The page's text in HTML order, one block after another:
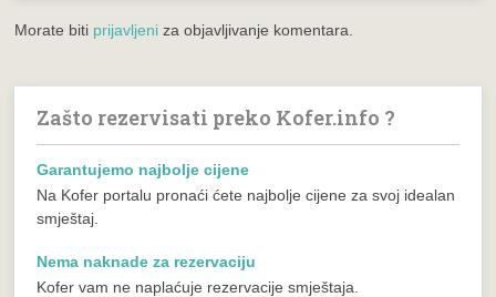
Morate biti prijavljeni za objavljivanje komentara.
Zašto rezervisati preko Kofer.info ?
Garantujemo najbolje cijene
Na Kofer portalu pronaći ćete najbolje cijene za svoj idealan
smještaj.
Nema naknade za rezervaciju
Kofer vam ne naplaćuje rezervacije smještaja.